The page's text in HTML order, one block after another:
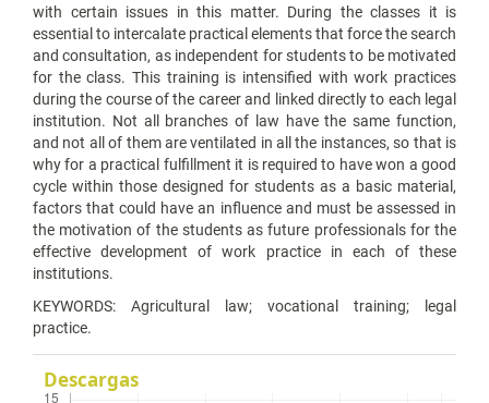
with certain issues in this matter. During the classes it is
essential to intercalate practical elements that force the search
and consultation, as independent for students to be motivated
for the class. This training is intensified with work practices
during the course of the career and linked directly to each legal
institution. Not all branches of law have the same function,
and not all of them are ventilated in all the instances, so that is
why for a practical fulfillment it is required to have won a good
cycle within those designed for students as a basic material,
factors that could have an influence and must be assessed in
the motivation of the students as future professionals for the
effective development of work practice in each of these
institutions.
KEYWORDS: Agricultural law; vocational training; legal
practice.
Descargas